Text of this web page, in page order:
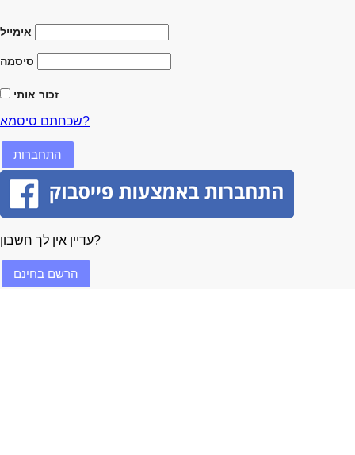
אימייל
סיסמה
זכור אותי
שכחתם סיסמא?
עדיין אין לך חשבון?
הרשם בחינם